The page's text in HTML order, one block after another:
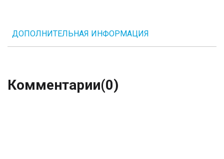
ДОПОЛНИТЕЛЬНАЯ ИНФОРМАЦИЯ
Комментарии(0)